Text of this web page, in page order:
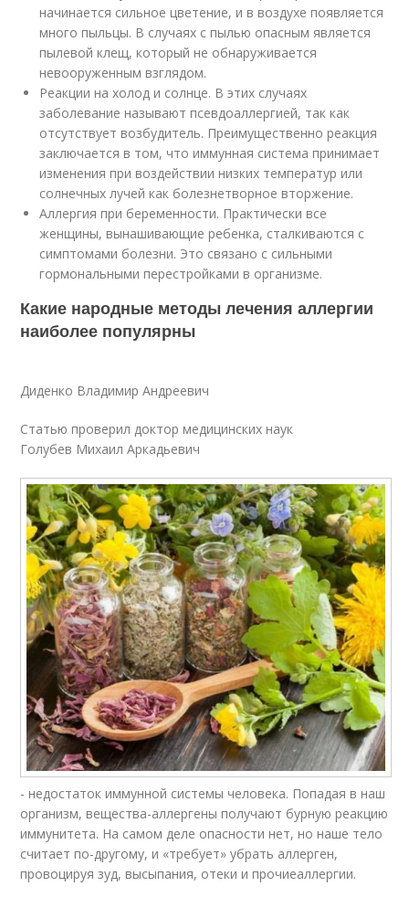
начинается сильное цветение, и в воздухе появляется
много пыльцы. В случаях с пылью опасным является
пылевой клещ, который не обнаруживается
невооруженным взглядом.
Реакции на холод и солнце. В этих случаях
заболевание называют псевдоаллергией, так как
отсутствует возбудитель. Преимущественно реакция
заключается в том, что иммунная система принимает
изменения при воздействии низких температур или
солнечных лучей как болезнетворное вторжение.
Аллергия при беременности. Практически все
женщины, вынашивающие ребенка, сталкиваются с
симптомами болезни. Это связано с сильными
гормональными перестройками в организме.
Какие народные методы лечения аллергии
наиболее популярны
Диденко Владимир Андреевич
Статью проверил доктор медицинских наук
Голубев Михаил Аркадьевич
- недостаток иммунной системы человека. Попадая в наш
организм, вещества-аллергены получают бурную реакцию
иммунитета. На самом деле опасности нет, но наше тело
считает по-другому, и «требует» убрать аллерген,
провоцируя зуд, высыпания, отеки и прочиеаллергии.